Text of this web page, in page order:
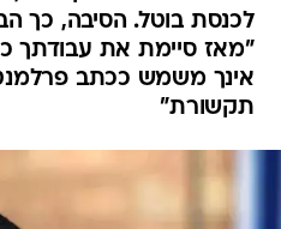
אינך משמש ככתב
תקשורת"